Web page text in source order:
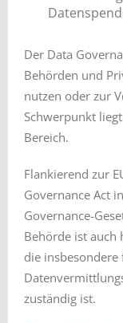
Der Data
Behörden und
nutzen oder zur
Schwerpunkt
Bereich.
Flankierend zur
Governance Act
Governance-
Behörde ist auch
die
zuständig ist.